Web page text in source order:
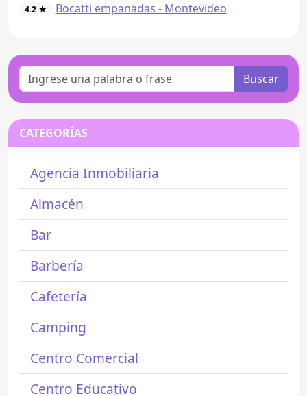
4.2 ★ Bocatti empanadas - Montevideo
Buscar
CATEGORÍAS
Agencia Inmobiliaria
Almacén
Bar
Barbería
Cafetería
Camping
Centro Comercial
Centro Educativo